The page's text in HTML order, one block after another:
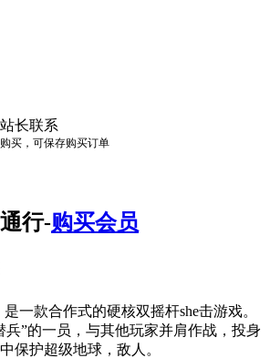
长联系
买，可保存购买订单
行-购买会员
一款合作式的硬核双摇杆she击游戏。
兵”的一员，与其他玩家并肩作战，投身
保护超级地球，敌人。